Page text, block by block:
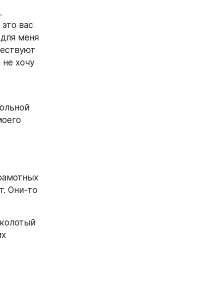
вас
меня
хочу
Они-то